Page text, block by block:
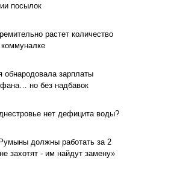
посылок
растет количество
обнародовала зарплаты
но без надбавок
нет дефицита воды?
должны работать за 2
захотят - им найдут замену»